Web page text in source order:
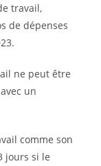
travail,
de dépenses
ne peut être
un
comme son
jours si le